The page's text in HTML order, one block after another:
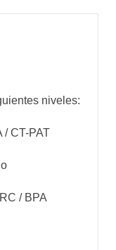
niveles:
/ CT-PAT
/ BPA